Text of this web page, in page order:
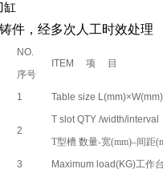
缸
件，经多次人工时效处理
NO.
序号
ITEM 项 目
1 Table size L(mm)×W(mm)
2
T slot QTY /width/
T型槽 数量-宽(mm)–间距
3 Maximum load(KG)工作